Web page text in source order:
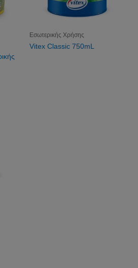
Εσωτερικής Χρήσης
Vitex Classic 750mL